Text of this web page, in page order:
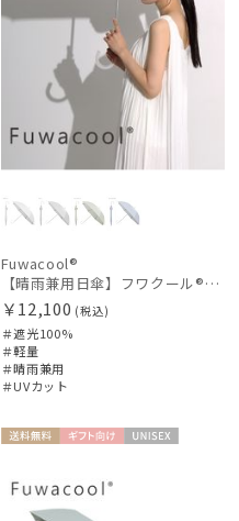
Fuwacool®
【晴雨兼用日傘】フワクール®ホワイト（Fuwacool® White）ジオメタリックラメ 遮光100 UV100
￥12,100 (税込)
＃遮光100%
＃軽量
＃晴雨兼用
＃UVカット
料